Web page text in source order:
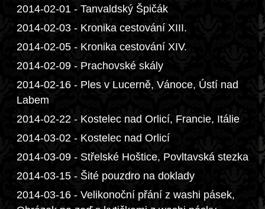
2014-02-01 - Tanvaldský Špičák
2014-02-03 - Kronika cestování XIII.
2014-02-05 - Kronika cestování XIV.
2014-02-09 - Prachovské skály
2014-02-16 - Ples v Lucerně, Vánoce, Ústí nad
Labem
2014-02-22 - Kostelec nad Orlicí, Francie, Itálie
2014-03-02 - Kostelec nad Orlicí
2014-03-09 - Střelské Hoštice, Povltavská stezka
2014-03-15 - Šité pouzdro na doklady
2014-03-16 - Velikonoční přání z washi pásek,